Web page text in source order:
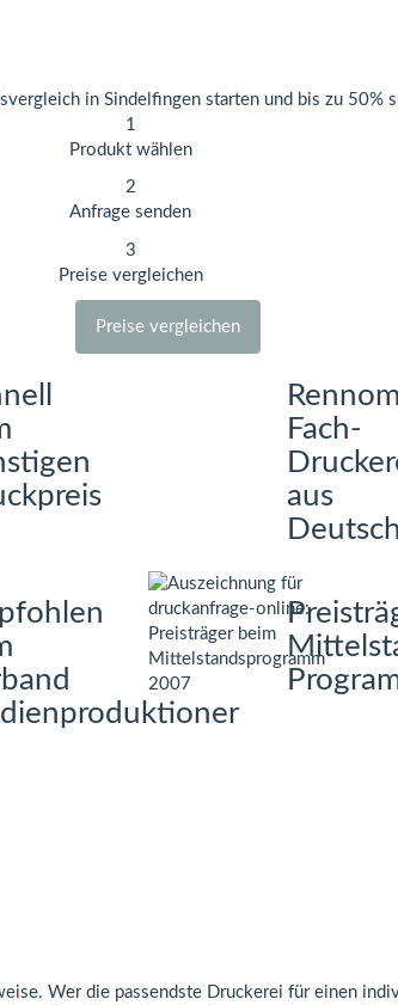
in Sindelfingen starten und bis zu 50%
1
Produkt wählen
2
Anfrage senden
3
Preise vergleichen
Preise vergleichen
Fach-
aus
Wer die passendste Druckerei für einen